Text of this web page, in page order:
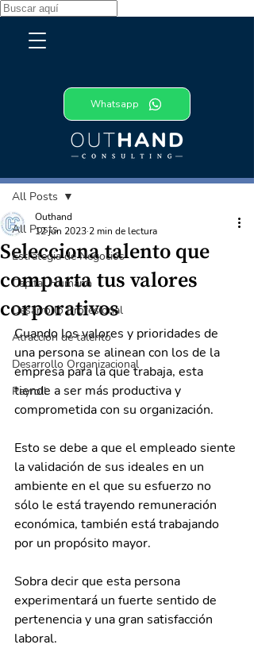
Whatsapp
All Posts
Estrategia de Negocios
Capital Humano
Desarrollo Profesional
Atracción de talento
Desarrollo Organizacional
Payroll
All Posts
Selecciona talento que
comparta tus valores
corporativos
Outhand
12 jun 2023 2 min de lectura
Cuando los valores y prioridades de
una persona se alinean con los de la
empresa para la que trabaja, esta
tiende a ser más productiva y
comprometida con su organización.
Esto se debe a que el empleado siente
la validación de sus ideales en un
ambiente en el que su esfuerzo no
sólo le está trayendo remuneración
económica, también está trabajando
por un propósito mayor.
Sobra decir que esta persona
experimentará un fuerte sentido de
pertenencia y una gran satisfacción
laboral.